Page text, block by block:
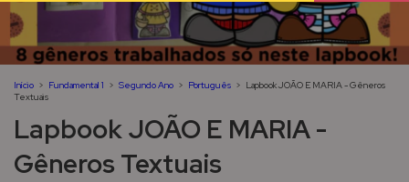
Início > Fundamental 1 > Segundo Ano > Português > Lapbook JOÃO E MARIA - Gêneros
Textuais
Lapbook JOÃO E MARIA -
Gêneros Textuais